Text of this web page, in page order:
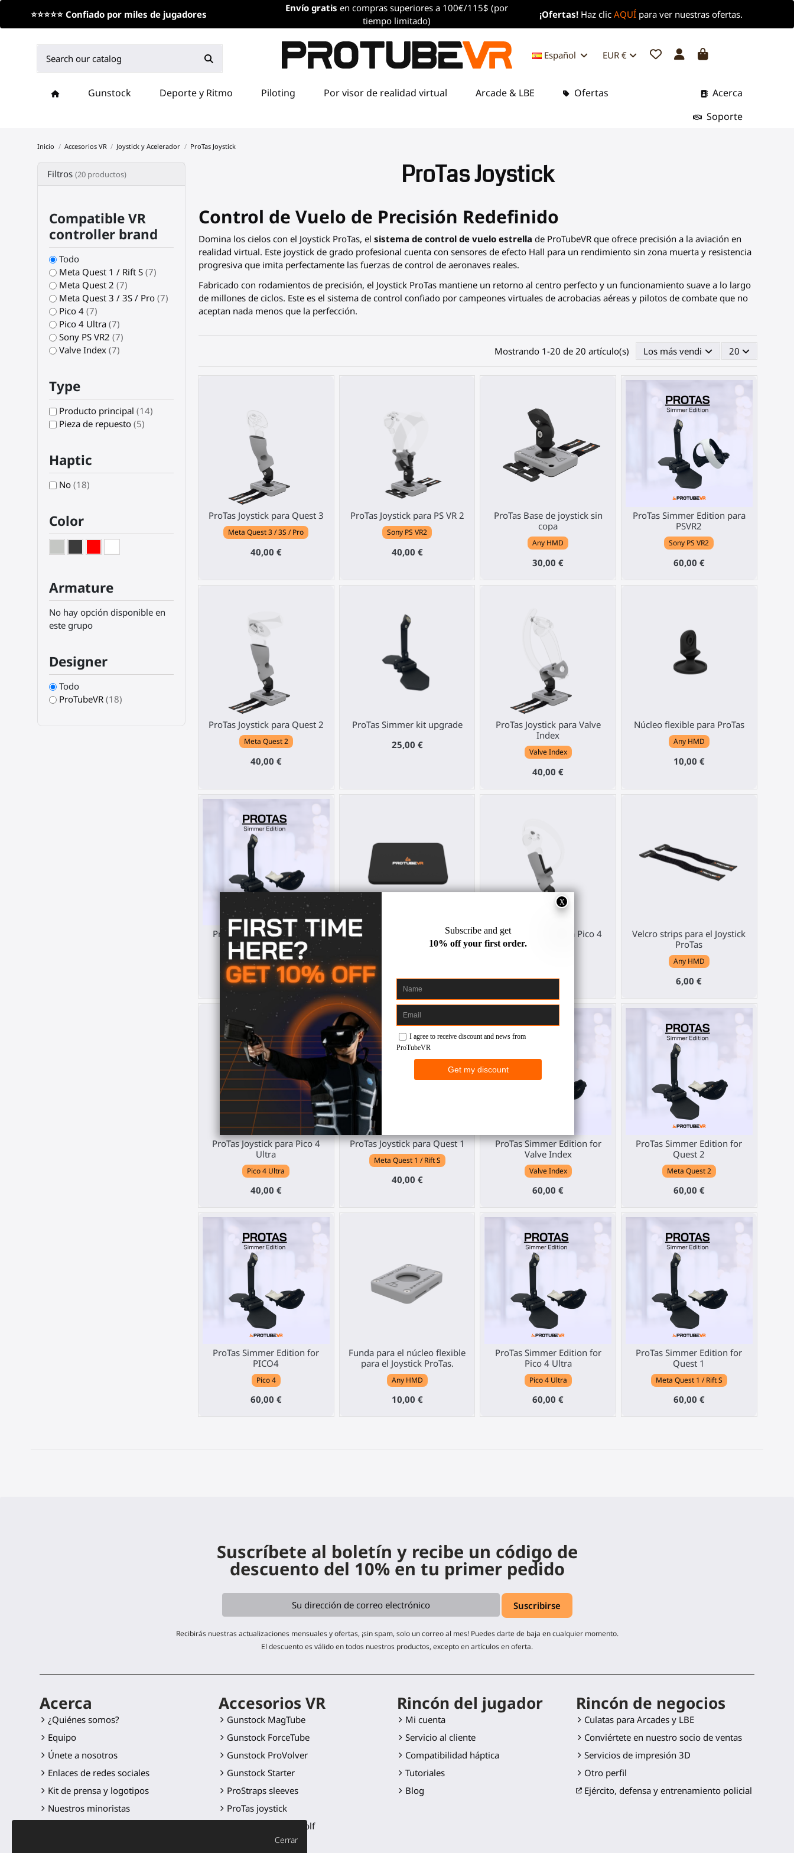
⭐⭐⭐⭐⭐ Confiado por miles de jugadores
Envíogratis en compras superiores a 100€/115$ (por
tiempo limitado)
¡Ofertas! Haz clicAQUÍ para ver nuestras ofertas.
EUR €
Español
Gunstock Deporte y Ritmo Piloting Por visor de realidad virtual Arcade & LBE Ofertas
Acerca
Soporte
Inicio Accesorios VR Joystick y Acelerador ProTas Joystick
ProTas Joystick
Control de Vuelo de Precisión Redefinido
Domina los cielos con el Joystick ProTas, elsistema de control de vuelo estrella de ProTubeVR que ofrece precisión a la aviación en
realidad virtual. Este joystick de grado profesional cuenta con sensores de efecto Hall para un rendimiento sin zona muerta y resistencia
progresiva que imita perfectamente las fuerzas de control de aeronaves reales.
Fabricado con rodamientos de precisión, el Joystick ProTas mantiene un retorno al centro perfecto y un funcionamiento suave a lo largo
de millones de ciclos. Este es el sistema de control confiado por campeones virtuales de acrobacias aéreas y pilotos de combate que no
aceptan nada menos que la perfección.
Mostrando 1-20 de 20 artículo(s) Los más vendidos primero
20
ProTas Joystick para Quest 3
Meta Quest 3 / 3S / Pro
40,00 €
ProTas Joystick para PS VR 2
Sony PS VR2
40,00 €
ProTas Base de joystick sin
copa
Any HMD
30,00 €
ProTas Simmer Edition para
PSVR2
Sony PS VR2
60,00 €
ProTas Joystick para Quest 2
Meta Quest 2
40,00 €
ProTas Simmer kit upgrade
25,00 €
ProTas Joystick para Valve
Index
Valve Index
40,00 €
Núcleo flexible para ProTas
Any HMD
10,00 €
ProTas Simmer Edition for
Quest 3
Meta Quest 3 / 3S / Pro
60,00 €
Almohadilla adhesiva para
Joystick ProTas
6,00 €
ProTas Joystick para Pico 4
Velcro strips para el Joystick
ProTas
Any HMD
6,00 €
ProTas Joystick para Pico 4
Ultra
Pico 4 Ultra
40,00 €
ProTas Joystick para Quest 1
Meta Quest 1 / Rift S
40,00 €
ProTas Simmer Edition for
Valve Index
Valve Index
60,00 €
ProTas Simmer Edition for
Quest 2
Meta Quest 2
60,00 €
ProTas Simmer Edition for
PICO4
Pico 4
60,00 €
Funda para el núcleo flexible
para el Joystick ProTas.
Any HMD
10,00 €
ProTas Simmer Edition for
Pico 4 Ultra
Pico 4 Ultra
60,00 €
ProTas Simmer Edition for
Quest 1
Meta Quest 1 / Rift S
60,00 €
Filtros(20 productos)
Compatible VR
controller brand
Todo
Meta Quest 1 / Rift S (7)
Meta Quest 2 (7)
Meta Quest 3 / 3S / Pro (7)
Pico 4 (7)
Pico 4 Ultra (7)
Sony PS VR2 (7)
Valve Index (7)
Type
Producto principal (14)
Pieza de repuesto (5)
Haptic
No (18)
Color
Armature
No hay opción disponible en
este grupo
Designer
Todo
ProTubeVR (18)
Suscríbete al boletín y recibe un código de
descuento del 10% en tu primer pedido
Recibirás nuestras actualizaciones mensuales y ofertas, ¡sin spam, solo un correo al mes! Puedes darte de baja en cualquier momento.
El descuento es válido en todos nuestros productos, excepto en artículos en oferta.
Acerca
¿Quiénes somos?
Equipo
Únete a nosotros
Enlaces de redes sociales
Kit de prensa y logotipos
Nuestros minoristas
Accesorios VR
Gunstock MagTube
Gunstock ForceTube
Gunstock ProVolver
Gunstock Starter
ProStraps sleeves
ProTas joystick
SWINGiT Palo de Golf
ProSable cuchilla
Rincón del jugador
Mi cuenta
Servicio al cliente
Compatibilidad háptica
Tutoriales
Blog
Rincón de negocios
Culatas para Arcades y LBE
Conviértete en nuestro socio de ventas
Servicios de impresión 3D
Otro perfil
Ejército, defensa y entrenamiento policial
Cerrar